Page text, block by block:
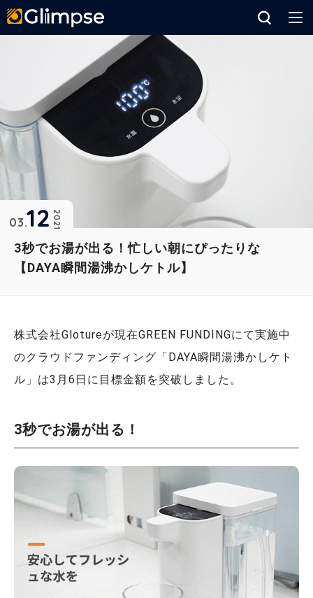
3秒でお湯が出る！忙しい朝にぴったりな
【DAYA瞬間湯沸かしケトル】
2021
03 12
株式会社Glotureが現在GREEN FUNDINGにて実施中
のクラウドファンディング「DAYA瞬間湯沸かしケト
ル」は3月6日に目標金額を突破しました。
3秒でお湯が出る！